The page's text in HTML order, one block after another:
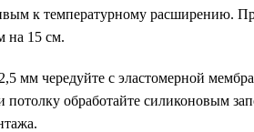
к температурному расширению.
на 15 см.
мм чередуйте с эластомерной
обработайте силиконовым